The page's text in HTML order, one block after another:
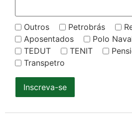
Outros Petrobrás
Aposentados
Polo
TEDUT
TENIT
Transpetro
Inscreva-se